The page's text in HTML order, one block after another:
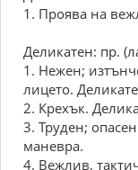
1. Проява на
Деликатен: пр.
1. Нежен;
лицето.
2. Крехък.
3. Труден;
маневра.
4. Вежлив,